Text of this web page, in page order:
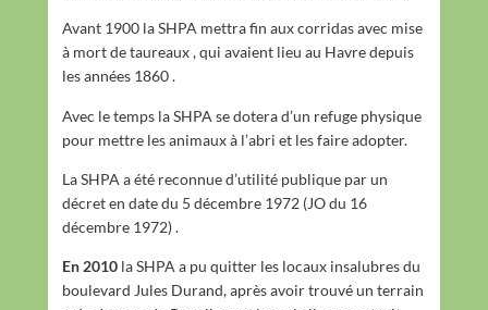
Avant 1900 la SHPA mettra fin aux corridas avec mise
à mort de taureaux , qui avaient lieu au Havre depuis
les années 1860 .
Avec le temps la SHPA se dotera d’un refuge physique
pour mettre les animaux à l’abri et les faire adopter.
La SHPA a été reconnue d’utilité publique par un
décret en date du 5 décembre 1972 (JO du 16
décembre 1972) .
En 2010 la SHPA a pu quitter les locaux insalubres du
boulevard Jules Durand, après avoir trouvé un terrain